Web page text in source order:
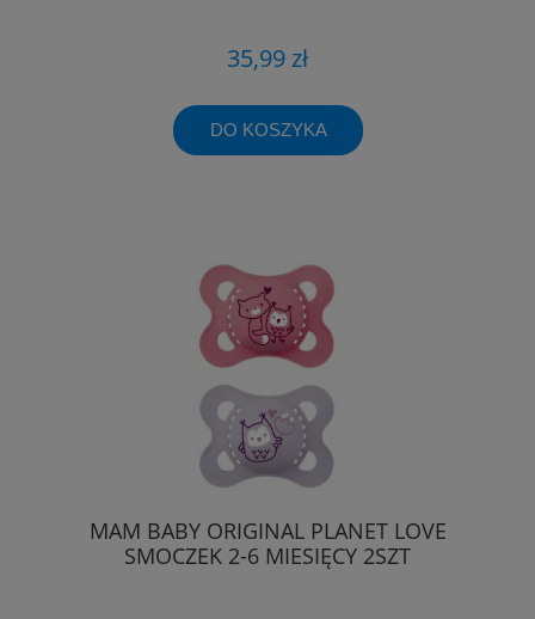
35,99 zł
DO KOSZYKA
MAM BABY ORIGINAL PLANET LOVE
SMOCZEK 2-6 MIESIĘCY 2SZT